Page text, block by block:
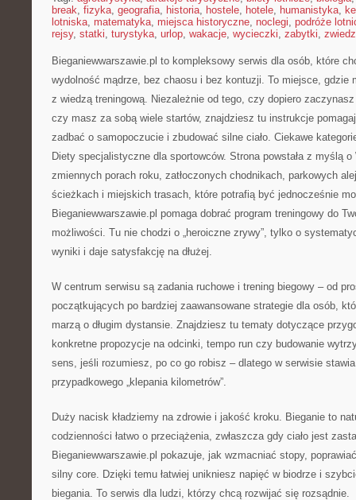
break, fizyka, geografia, historia, hostele, hotele, humanistyka,
lotniska, matematyka, miejsca historyczne, noclegi, podróże
rejsy, statki, turystyka, urlop, wakacje, wycieczki, zabytki,
Bieganiewwarszawie.pl to kompleksowy serwis dla osób, które
wydolność mądrze, bez chaosu i bez kontuzji. To miejsce, gdzie
z wiedzą treningową. Niezależnie od tego, czy dopiero
czy masz za sobą wiele startów, znajdziesz tu instrukcje
zadbać o samopoczucie i zbudować silne ciało. Ciekawe
Diety specjalistyczne dla sportowców. Strona powstała z myślą
zmiennych porach roku, zatłoczonych chodnikach, parkowych
ścieżkach i miejskich trasach, które potrafią być jednocześnie
Bieganiewwarszawie.pl pomaga dobrać program treningowy do
możliwości. Tu nie chodzi o „heroiczne zrywy”, tylko o
wyniki i daje satysfakcję na dłużej.
W centrum serwisu są zadania ruchowe i trening biegowy – od
początkujących po bardziej zaawansowane strategie dla osób,
marzą o długim dystansie. Znajdziesz tu tematy dotyczące
konkretne propozycje na odcinki, tempo run czy budowanie
sens, jeśli rozumiesz, po co go robisz – dlatego w serwisie
przypadkowego „klepania kilometrów”.
Duży nacisk kładziemy na zdrowie i jakość kroku. Bieganie to
codzienności łatwo o przeciążenia, zwłaszcza gdy ciało jest
Bieganiewwarszawie.pl pokazuje, jak wzmacniać stopy,
silny core. Dzięki temu łatwiej unikniesz napięć w biodrze i
biegania. To serwis dla ludzi, którzy chcą rozwijać się rozsądnie.